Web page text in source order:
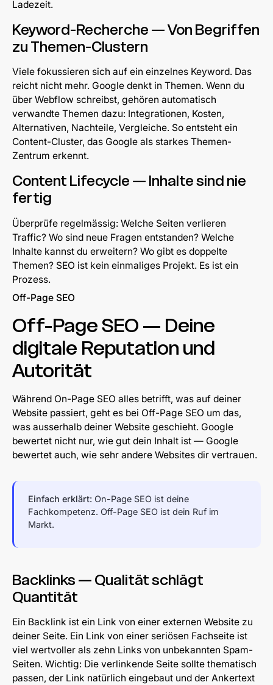
Ladezeit.
Keyword-Recherche — Von Begriffen
zu Themen-Clustern
Viele fokussieren sich auf ein einzelnes Keyword. Das
reicht nicht mehr. Google denkt in Themen. Wenn du
über Webflow schreibst, gehören automatisch
verwandte Themen dazu: Integrationen, Kosten,
Alternativen, Nachteile, Vergleiche. So entsteht ein
Content-Cluster, das Google als starkes Themen-
Zentrum erkennt.
Content Lifecycle — Inhalte sind nie
fertig
Überprüfe regelmässig: Welche Seiten verlieren
Traffic? Wo sind neue Fragen entstanden? Welche
Inhalte kannst du erweitern? Wo gibt es doppelte
Themen? SEO ist kein einmaliges Projekt. Es ist ein
Prozess.
Off-Page SEO
Off-Page SEO — Deine
digitale Reputation und
Autorität
Während On-Page SEO alles betrifft, was auf deiner
Website passiert, geht es bei Off-Page SEO um das,
was ausserhalb deiner Website geschieht. Google
bewertet nicht nur, wie gut dein Inhalt ist — Google
bewertet auch, wie sehr andere Websites dir vertrauen.
Einfach erklärt: On-Page SEO ist deine
Fachkompetenz. Off-Page SEO ist dein Ruf im
Markt.
Backlinks — Qualität schlägt
Quantität
Ein Backlink ist ein Link von einer externen Website zu
deiner Seite. Ein Link von einer seriösen Fachseite ist
viel wertvoller als zehn Links von unbekannten Spam-
Seiten. Wichtig: Die verlinkende Seite sollte thematisch
passen, der Link natürlich eingebaut und der Ankertext